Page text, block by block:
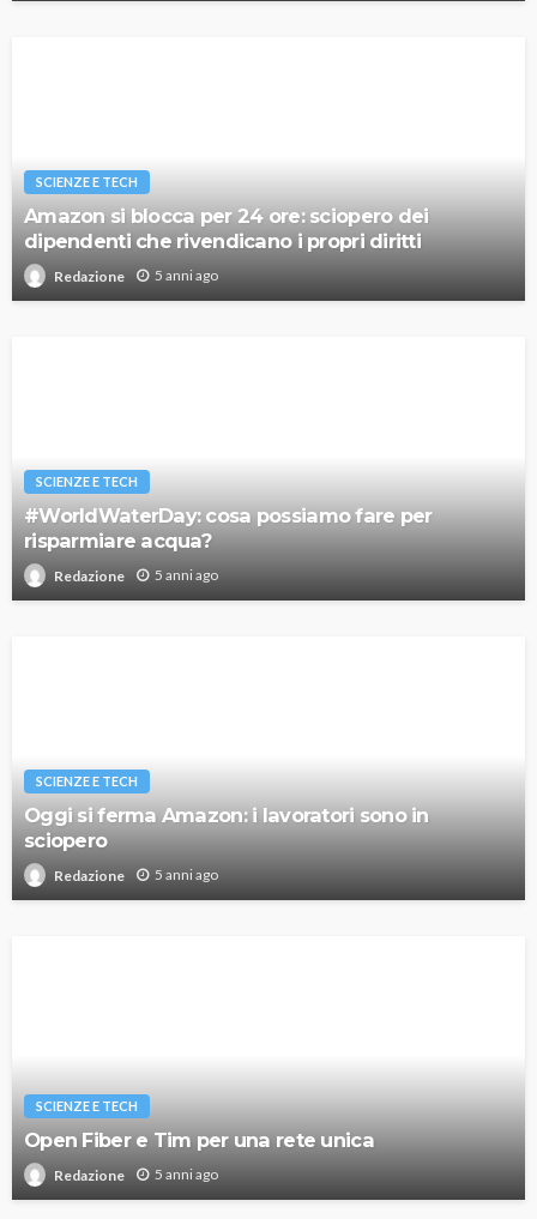
SCIENZE E TECH
Amazon si blocca per 24 ore: sciopero dei
dipendenti che rivendicano i propri diritti
Redazione 5 anni ago
SCIENZE E TECH
#WorldWaterDay: cosa possiamo fare per
risparmiare acqua?
Redazione 5 anni ago
SCIENZE E TECH
Oggi si ferma Amazon: i lavoratori sono in
sciopero
Redazione 5 anni ago
SCIENZE E TECH
Open Fiber e Tim per una rete unica
Redazione 5 anni ago